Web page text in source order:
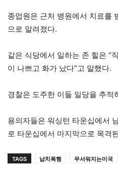
종업원은 근처 병원에서 치료를
으로 알려졌다.
같은 식당에서 일하는 존 힐은 “
이 나쁘고 화가 났다”고 말했다.
경찰은 도주한 이들 일당을 추적
용의자들은 워싱턴 타운십에서
로 타운십에서 마지막으로 목격
TAGS 납치폭행 무서워지는미국